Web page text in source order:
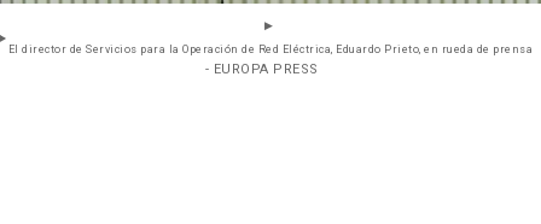
El director de Servicios para la Operación de Red Eléctrica, Eduardo Prieto, en rueda de prensa
- EUROPA PRESS